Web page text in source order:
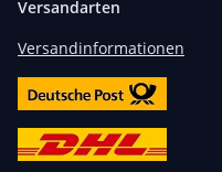
Versandarten
Versandinformationen